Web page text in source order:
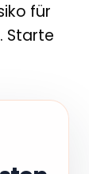
für
Starte